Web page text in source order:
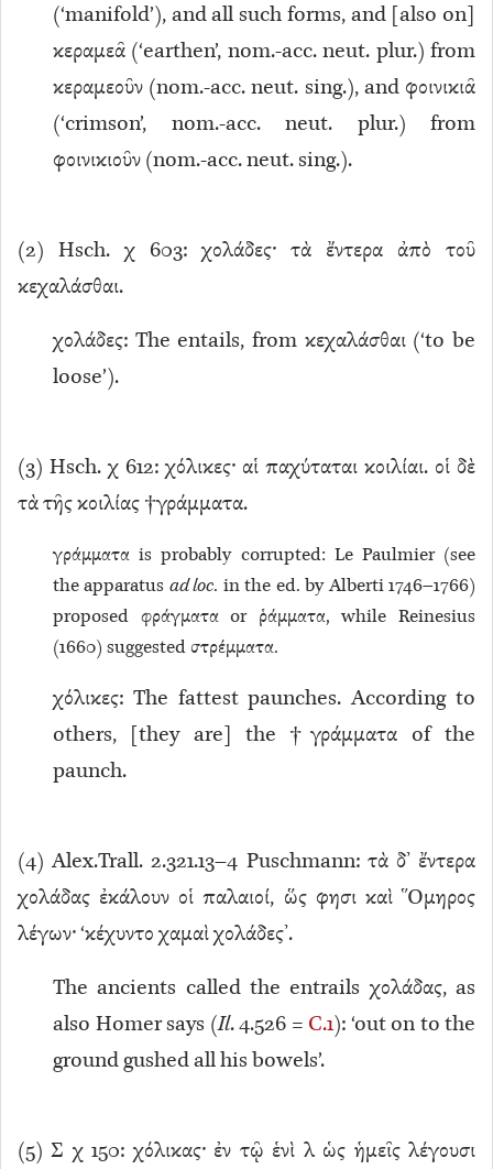
(‘manifold’), and all such forms, and [also on]
κεραμεᾶ (‘earthen’, nom.-acc. neut. plur.) from
κεραμεοῦν (nom.-acc. neut. sing.), and φοινικιᾶ
(‘crimson’, nom.-acc. neut. plur.) from
φοινικιοῦν (nom.-acc. neut. sing.).
(2) Hsch. χ 603: χολάδες· τὰ ἔντερα ἀπὸ τοῦ
κεχαλάσθαι.
χολάδες: The entails, from κεχαλάσθαι (‘to be
loose’).
(3) Hsch. χ 612: χόλικες· αἱ παχύταται κοιλίαι. οἱ δὲ
τὰ τῆς κοιλίας †γράμματα.
γράμματα is probably corrupted: Le Paulmier (see
the apparatus ad loc. in the ed. by Alberti 1746–1766)
proposed φράγματα or ῥάμματα, while Reinesius
(1660) suggested στρέμματα.
χόλικες: The fattest paunches. According to
others, [they are] the †γράμματα of the
paunch.
(4) Alex.Trall. 2.321.13–4 Puschmann: τὰ δ’ ἔντερα
χολάδας ἐκάλουν οἱ παλαιοί, ὥς φησι καὶ Ὅμηρος
λέγων· ‘κέχυντο χαμαὶ χολάδες’.
The ancients called the entrails χολάδας, as
also Homer says (Il. 4.526 = C.1): ‘out on to the
ground gushed all his bowels’.
(5) Σ χ 150: χόλικας· ἐν τῷ ἑνὶ λ ὡς ἡμεῖς λέγουσι